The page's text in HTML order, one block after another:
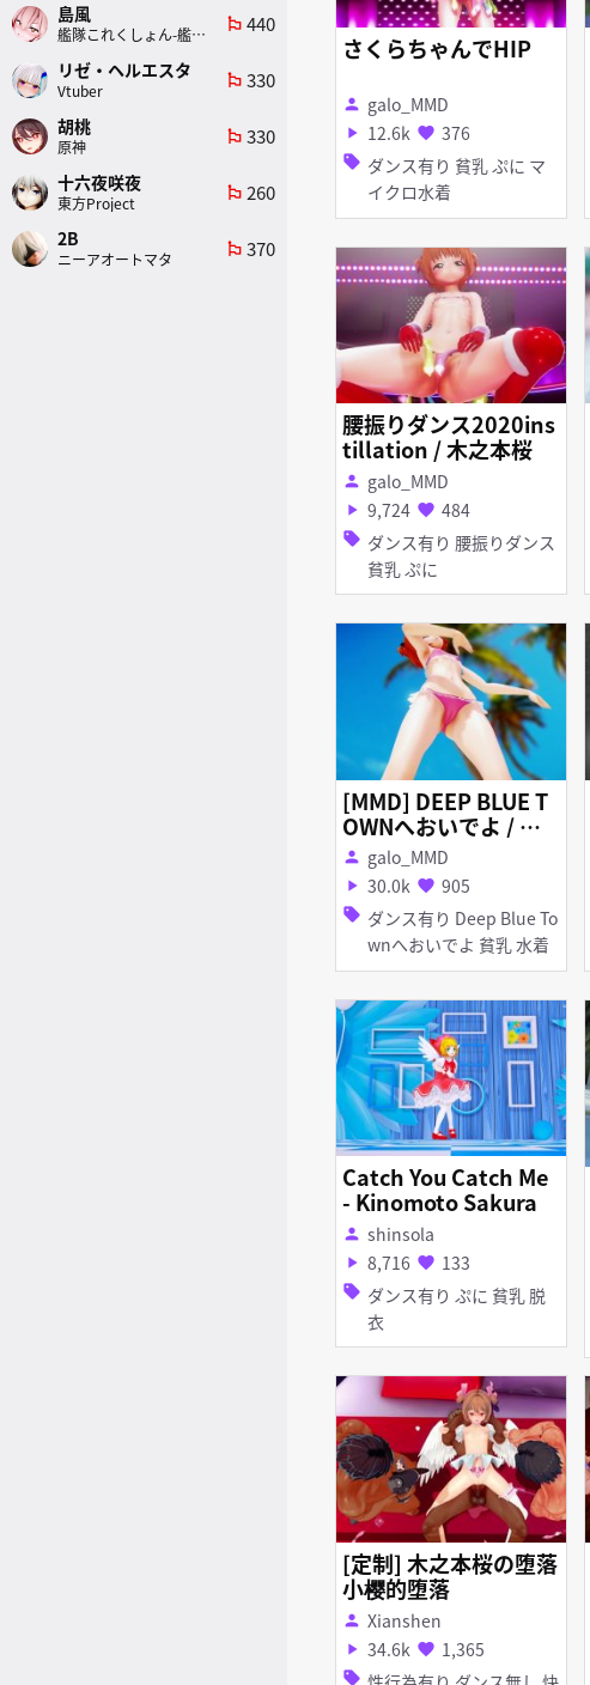
さくらちゃんでHIP
person galo_MMD
play_arrow 12.6k favorite 376
sell ダンス有り 貧乳 ぷに マ
イクロ水着
腰振りダンス2020ins
tillation / 木之本桜
person galo_MMD
play_arrow 9,724 favorite 484
sell ダンス有り 腰振りダンス
貧乳 ぷに
[MMD] DEEP BLUE T
OWNへおいでよ / さ
くら(水着) [R-18]
person galo_MMD
play_arrow 30.0k favorite 905
sell ダンス有り Deep Blue To
wnへおいでよ 貧乳 水着
Catch You Catch Me
- Kinomoto Sakura
person shinsola
play_arrow 8,716 favorite 133
sell ダンス有り ぷに 貧乳 脱
衣
[定制] 木之本桜の堕落
小樱的堕落
person Xianshen
play_arrow 34.6k favorite 1,365
sell
島風
艦隊これくしょん-艦これ-
emoji_flags 440
リゼ・ヘルエスタ
Vtuber
emoji_flags 330
胡桃
原神
emoji_flags 330
十六夜咲夜
東方Project
emoji_flags 260
2B
ニーアオートマタ
emoji_flags 370